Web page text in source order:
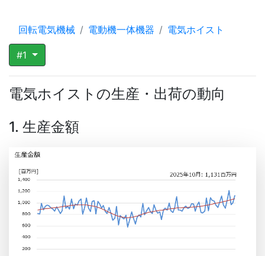
回転電気機械 電動機一体機器 電気ホイスト
#1
電気ホイストの生産・出荷の動向
1. 生産金額